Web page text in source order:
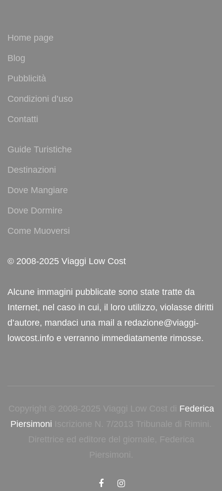
Home page
Blog
Pubblicità
Condizioni d’uso
Contatti
Guide Turistiche
Destinazioni
Dove Mangiare
Dove Dormire
Come Muoversi
© 2008-2025 Viaggi Low Cost
Alcune immagini pubblicate sono state tratte da
Internet, nel caso in cui, il loro utilizzo, violasse diritti
d’autore, mandaci una mail a redazione@viaggi-
lowcost.info e verranno immediatamente rimosse.
Copyright © 2008-2025 Viaggi Low Cost di Federica
Piersimoni Iscrizione N. 7/2013 Tribunale di Rimini.
Direttrice ed editore del giornale, Federica
Piersimoni.